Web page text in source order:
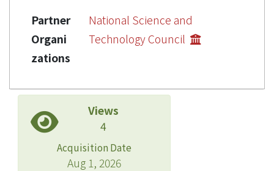
Partner
Organi
zations
National Science and
Technology Council
Views
4
Acquisition Date
Aug 1, 2026